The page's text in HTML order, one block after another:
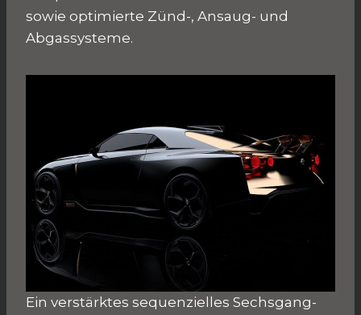
sowie optimierte Zünd-, Ansaug- und
Abgassysteme.
Ein verstärktes sequenzielles Sechsgang-